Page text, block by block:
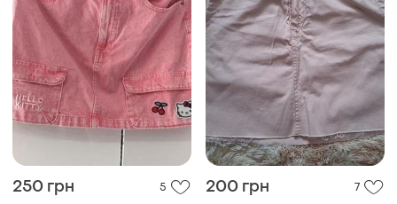
250 грн
5
200 грн 7